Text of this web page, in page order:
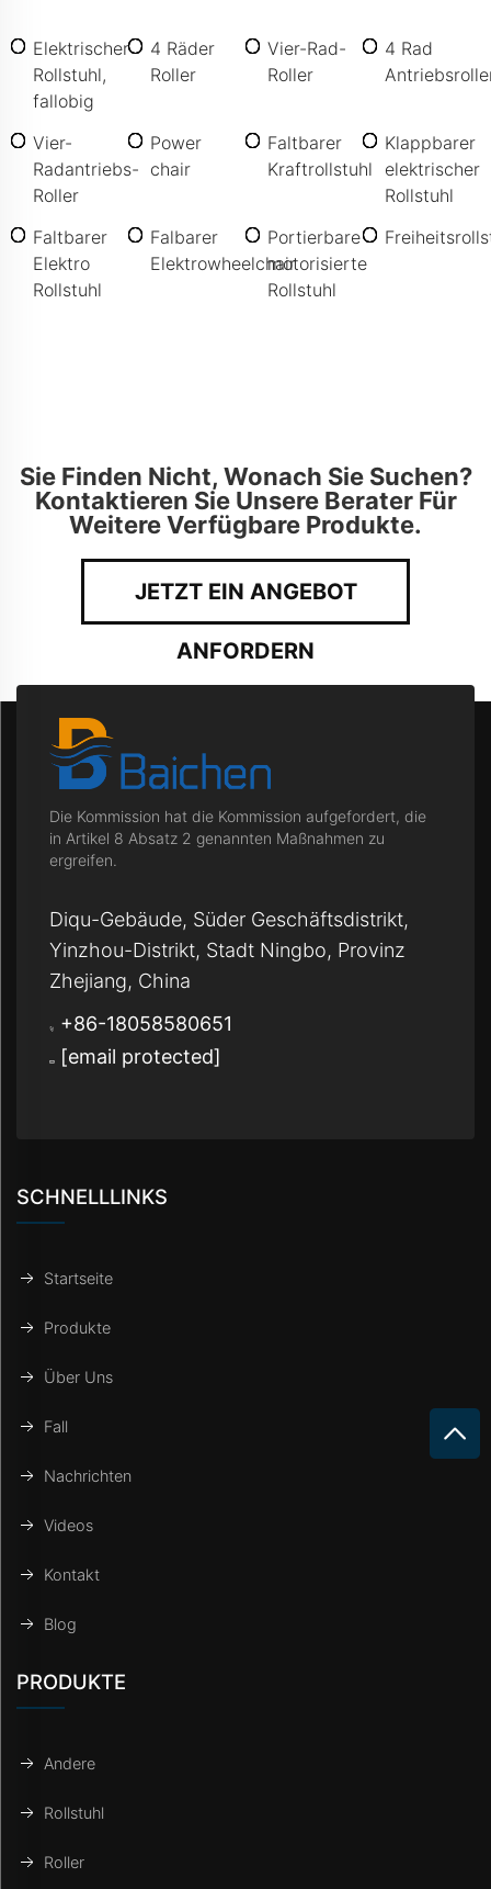
Elektrischer
Rollstuhl,
fallobig
4 Räder
Roller
Vier-Rad-
Roller
4 Rad
Vier-
Radantriebs-
Roller
Power
chair
Faltbarer
Kraftrollstuhl
Klappbarer
elektrischer
Rollstuhl
Faltbarer
Elektro
Rollstuhl
Falbarer
Elektrowheelchair
Portierbare
motorisierte
Rollstuhl
Sie Finden Nicht, Wonach Sie Suchen?
Kontaktieren Sie Unsere Berater Für
Weitere Verfügbare Produkte.
JETZT EIN ANGEBOT
ANFORDERN
Die Kommission hat die Kommission aufgefordert, die
in Artikel 8 Absatz 2 genannten Maßnahmen zu
ergreifen.
Diqu-Gebäude, Süder Geschäftsdistrikt,
Yinzhou-Distrikt, Stadt Ningbo, Provinz
Zhejiang, China
+86-18058580651
[email protected]
SCHNELLLINKS
Startseite
Produkte
Über Uns
Fall
Nachrichten
Videos
Kontakt
Blog
PRODUKTE
Andere
Rollstuhl
Roller